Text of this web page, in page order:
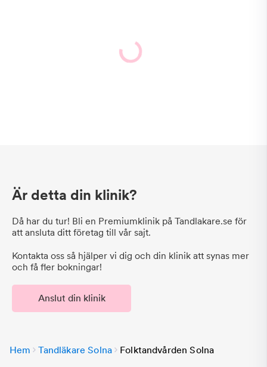
Är detta din klinik?
Då har du tur! Bli en Premiumklinik på Tandlakare.se för
att ansluta ditt företag till vår sajt.
Kontakta oss så hjälper vi dig och din klinik att synas mer
och få fler bokningar!
Anslut din klinik
Hem Tandläkare Solna Folktandvården Solna